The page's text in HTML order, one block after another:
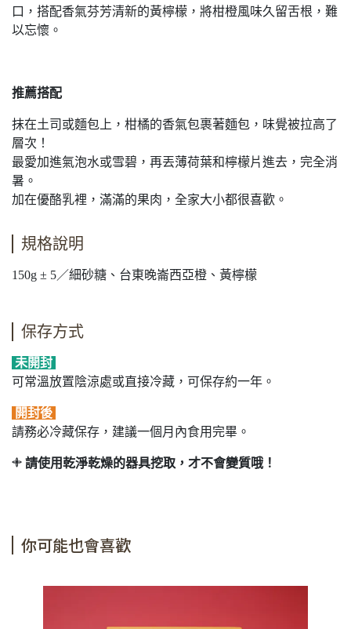
口，搭配香氣芬芳清新的黃檸檬，將柑橙風味久留舌根，難
以忘懷。
推薦搭配
抹在土司或麵包上，柑橘的香氣包裹著麵包，味覺被拉高了
層次！
最愛加進氣泡水或雪碧，再丟薄荷葉和檸檬片進去，完全消
暑。
加在優酪乳裡，滿滿的果肉，全家大小都很喜歡。
規格說明
150g ± 5／細砂糖、台東晚崙西亞橙、黃檸檬
保存方式
未開封
可常溫放置陰涼處或直接冷藏，可保存約一年。
開封後
請務必冷藏保存，建議一個月內食用完畢。
𓇬 請使用乾淨乾燥的器具挖取，才不會變質哦！
你可能也會喜歡